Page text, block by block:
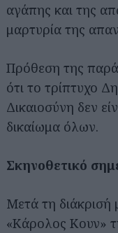
αγάπης και της
μαρτυρία της
Πρόθεση της
ότι το τρίπτυχο
Δικαιοσύνη δεν
δικαίωμα όλων.
Σκηνοθετικό
Μετά τη διάκρισή
«Κάρολος Κουν»